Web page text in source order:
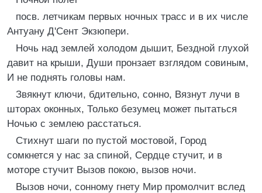
посв. летчикам первых ночных трасс и в их числе
Антуану Д'Сент Экзюпери.
Ночь над землей холодом дышит, Бездной глухой
давит на крыши, Души пронзает взглядом совиным,
И не поднять головы нам.
Звякнут ключи, бдительно, сонно, Вязнут лучи в
шторах оконных, Только безумец может пытаться
Ночью с землею расстаться.
Стихнут шаги по пустой мостовой, Город
сомкнется у нас за спиной, Сердце стучит, и в
моторе стучит Вызов покою, вызов ночи.
Вызов ночи, сонному гнету Мир промолчит вслед